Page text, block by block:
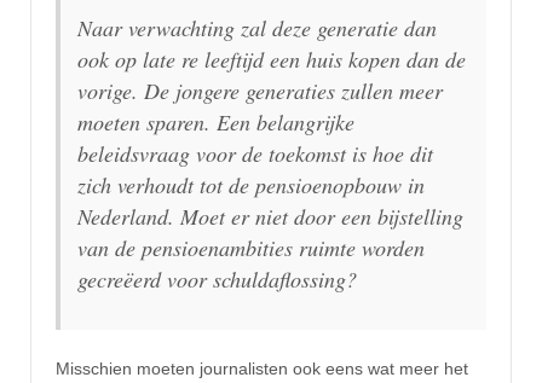
Naar verwachting zal deze generatie dan
ook op late re leeftijd een huis kopen dan de
vorige. De jongere generaties zullen meer
moeten sparen. Een belangrijke
beleidsvraag voor de toekomst is hoe dit
zich verhoudt tot de pensioenopbouw in
Nederland. Moet er niet door een bijstelling
van de pensioenambities ruimte worden
gecreëerd voor schuldaflossing?
Misschien moeten journalisten ook eens wat meer het